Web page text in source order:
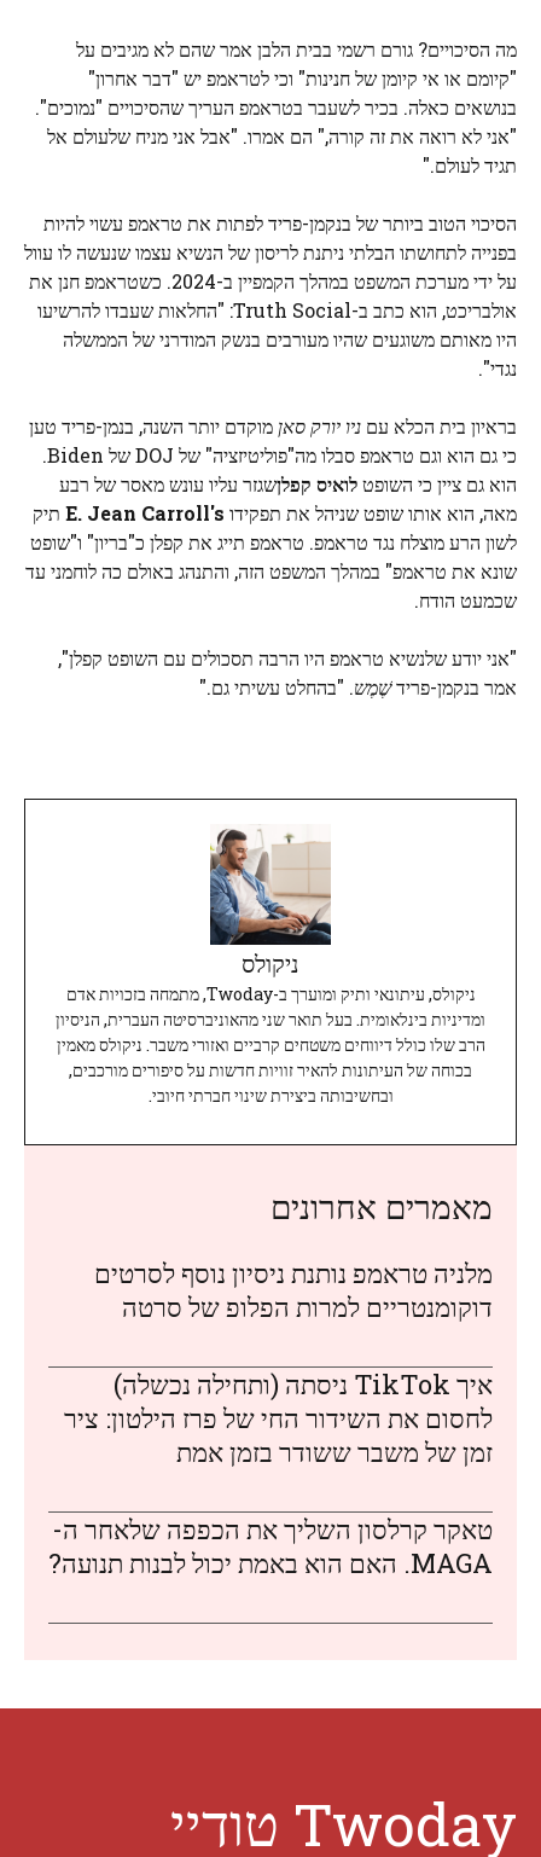
מה הסיכויים? גורם רשמי בבית הלבן אמר שהם לא מגיבים על
"קיומם או אי קיומן של חנינות" וכי לטראמפ יש "דבר אחרון"
בנושאים כאלה. בכיר לשעבר בטראמפ העריך שהסיכויים "נמוכים".
"אני לא רואה את זה קורה," הם אמרו. "אבל אני מניח שלעולם אל
תגיד לעולם."
הסיכוי הטוב ביותר של בנקמן-פריד לפתות את טראמפ עשוי להיות
בפנייה לתחושתו הבלתי ניתנת לריסון של הנשיא עצמו שנעשה לו עוול
על ידי מערכת המשפט במהלך הקמפיין ב-2024. כשטראמפ חנן את
אולבריכט, הוא כתב ב-Truth Social: "החלאות שעבדו להרשיעו
היו מאותם משוגעים שהיו מעורבים בנשק המודרני של הממשלה
נגדי".
בראיון בית הכלא עם ניו יורק סאן מוקדם יותר השנה, בנמן-פריד טען
כי גם הוא וגם טראמפ סבלו מה"פוליטיזציה" של DOJ של Biden.
הוא גם ציין כי השופטלואיס קפלןשגזר עליו עונש מאסר של רבע
מאה, הוא אותו שופט שניהל את תפקידו E. Jean Carroll's תיק
לשון הרע מוצלח נגד טראמפ. טראמפ תייג את קפלן כ"בריון" ו"שופט
שונא את טראמפ" במהלך המשפט הזה, והתנהג באולם כה לוחמני עד
שכמעט הודח.
"אני יודע שלנשיא טראמפ היו הרבה תסכולים עם השופט קפלן",
אמר בנקמן-פרידשֶׁמֶש. "בהחלט עשיתי גם."
ניקולס
ניקולס, עיתונאי ותיק ומוערך ב-Twoday, מתמחה בזכויות אדם
ומדיניות בינלאומית. בעל תואר שני מהאוניברסיטה העברית, הניסיון
הרב שלו כולל דיווחים משטחים קרביים ואזורי משבר. ניקולס מאמין
בכוחה של העיתונות להאיר זוויות חדשות על סיפורים מורכבים,
ובחשיבותה ביצירת שינוי חברתי חיובי.
מאמרים אחרונים
מלניה טראמפ נותנת ניסיון נוסף לסרטים
דוקומנטריים למרות הפלופ של סרטה
איך TikTok ניסתה (ותחילה נכשלה)
לחסום את השידור החי של פרז הילטון: ציר
זמן של משבר ששודר בזמן אמת
טאקר קרלסון השליך את הכפפה שלאחר ה-
MAGA. האם הוא באמת יכול לבנות תנועה?
Twoday טודיי